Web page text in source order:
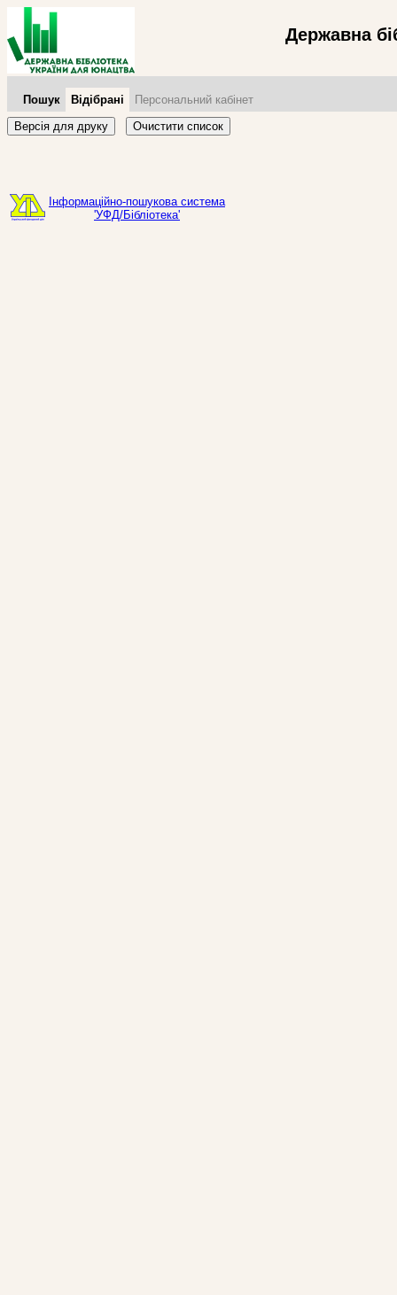
Державна
Пошук Відібрані
Персональний кабінет
Версія для друку
Очистити список
Інформаційно-пошукова система
'УФД/Бібліотека'